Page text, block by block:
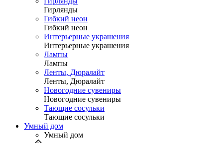
Гирлянды
Гибкий неон
Гибкий неон
Интерьерные украшения
Интерьерные украшения
Лампы
Лампы
Ленты, Дюралайт
Ленты, Дюралайт
Новогодние сувениры
Новогодние сувениры
Тающие сосульки
Тающие сосульки
Умный дом
Умный дом